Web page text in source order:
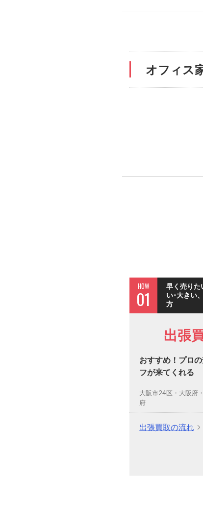
オフィス
HOW
01
早く売りた
い･大きい
方
出張
おすすめ！プロ
フが来てくれる
大阪市24区・大阪府
府
出張買取の流れ